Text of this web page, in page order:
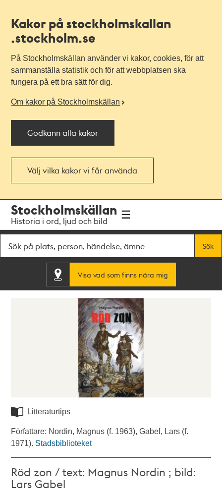
Kakor på stockholmskallan
.stockholm.se
På Stockholmskällan använder vi kakor, cookies, för att
sammanställa statistik och för att webbplatsen ska
fungera på ett bra sätt för dig.
Om kakor på Stockholmskällan
Godkänn alla kakor
Välj vilka kakor vi får använda
navigationen
huvudinnehållet
Stockholmskällan
Historia i ord, ljud och bild
Sök
Visa vad som finns nära mig
Litteraturtips
Författare: Nordin, Magnus (f. 1963), Gabel, Lars (f.
1971). Stadsbiblioteket
Röd zon / text: Magnus Nordin ; bild:
Lars Gabel